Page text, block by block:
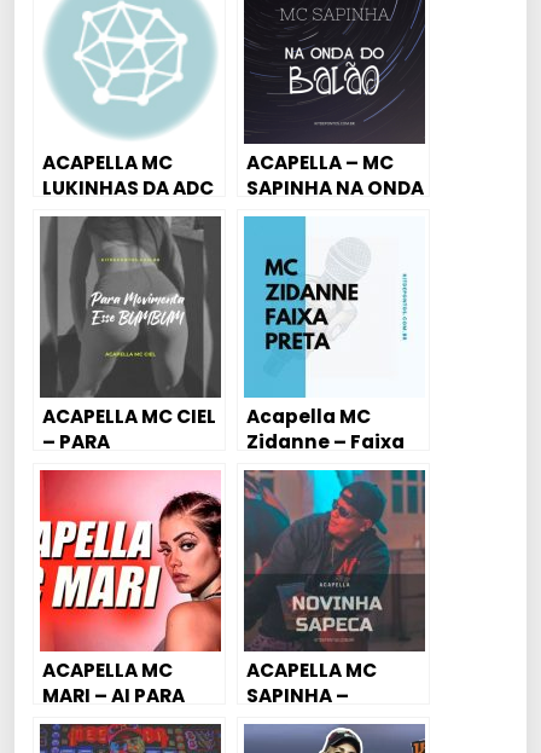
ACAPELLA MC
LUKINHAS DA ADC
– TRAFICANTE
CHIQUE (DJ FK –
NEUROTICÃO)
ACAPELLA – MC
SAPINHA NA ONDA
DO BALÃO 2020
ACAPELLA MC CIEL
– PARA
MOVIMENTA ESSE
BUMBUM (MLK E
BRABOO💣)
Acapella MC
Zidanne – Faixa
Preta
ACAPELLA MC
MARI – AI PARA
AMOR, EU TE AMEI –
FAVELA BEAT 🚀
ACAPELLA MC
SAPINHA –
NOVINHA SAPECA